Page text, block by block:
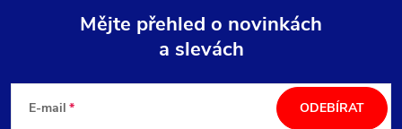
Mějte přehled o novinkách
a slevách
E-mail ODEBÍRAT